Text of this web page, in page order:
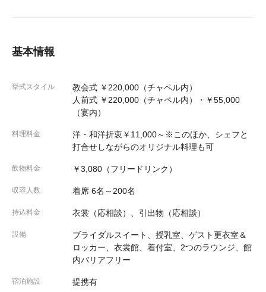
基本情報
挙式スタイル
教会式 ￥220,000（チャペル内）
人前式 ￥220,000（チャペル内）・￥55,000
（宴内）
料理料金
洋・和洋折衷￥11,000～※このほか、シェフと
打合せしながらのオリジナル料理も可
飲物料金 ￥3,080（フリードリンク）
収容人数 着席 6名～200名
持込料金 衣裳（応相談）、引出物（応相談）
設備
ブライダルスイート、授乳室、ゲスト更衣室＆
ロッカー、衣裳館、着付室、2つのラウンジ、館
内バリアフリー
宿泊施設 提携有